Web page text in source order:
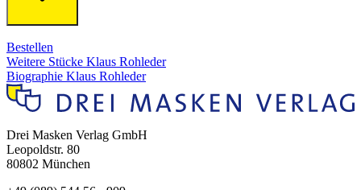
Bestellen
Weitere Stücke Klaus Rohleder
Biographie Klaus Rohleder
Drei Masken Verlag GmbH
Leopoldstr. 80
80802 München